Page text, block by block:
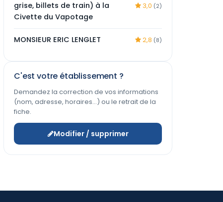
grise, billets de train) à la
Civette du Vapotage
3,0 (2)
MONSIEUR ERIC LENGLET 2,8 (8)
C'est votre établissement ?
Demandez la correction de vos informations
(nom, adresse, horaires…) ou le retrait de la
fiche.
Modifier / supprimer